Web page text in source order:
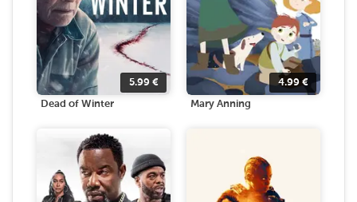
5.99 €
Dead of Winter
4.99 €
Mary Anning